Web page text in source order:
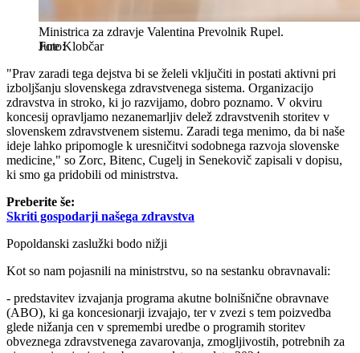
Ministrica za zdravje Valentina Prevolnik Rupel.
Jure Klobčar
"Prav zaradi tega dejstva bi se želeli vključiti in postati aktivni pri
izboljšanju slovenskega zdravstvenega sistema. Organizacijo
zdravstva in stroko, ki jo razvijamo, dobro poznamo. V okviru
koncesij opravljamo nezanemarljiv delež zdravstvenih storitev v
slovenskem zdravstvenem sistemu. Zaradi tega menimo, da bi naše
ideje lahko pripomogle k uresničitvi sodobnega razvoja slovenske
medicine," so Zorc, Bitenc, Cugelj in Senekovič zapisali v dopisu,
ki smo ga pridobili od ministrstva.
Preberite še:
Skriti gospodarji našega zdravstva
Popoldanski zaslužki bodo nižji
Kot so nam pojasnili na ministrstvu, so na sestanku obravnavali:
- predstavitev izvajanja programa akutne bolnišnične obravnave
(ABO), ki ga koncesionarji izvajajo, ter v zvezi s tem poizvedba
glede nižanja cen v spremembi uredbe o programih storitev
obveznega zdravstvenega zavarovanja, zmogljivostih, potrebnih za